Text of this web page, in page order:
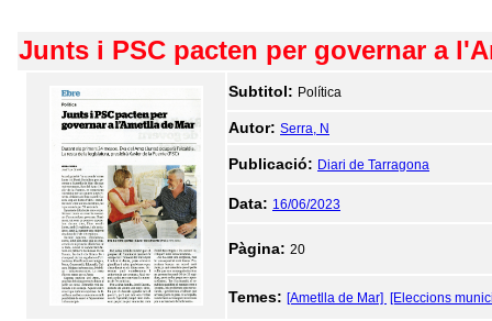
Junts i PSC pacten per governar a
Subtitol: Política
Autor: Serra, N
Publicació: Diari de Tarragona
Data: 16/06/2023
Pàgina: 20
Temes: [Ametlla de Mar] [Eleccions